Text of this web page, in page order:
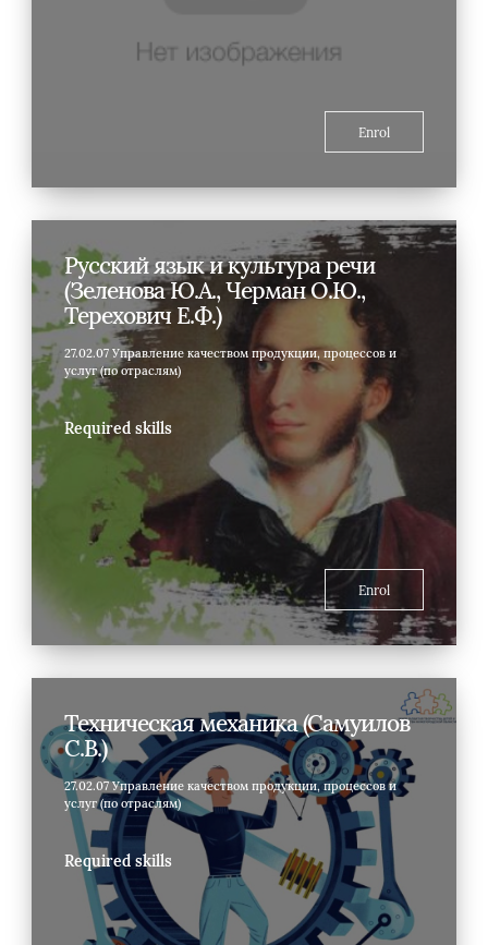
Enrol
Русский язык и культура речи
(Зеленова Ю.А., Черман О.Ю.,
Терехович Е.Ф.)
27.02.07 Управление качеством продукции, процессов и
услуг (по отраслям)
Required skills
Enrol
Техническая механика (Самуилов
С.В.)
27.02.07 Управление качеством продукции, процессов и
услуг (по отраслям)
Required skills